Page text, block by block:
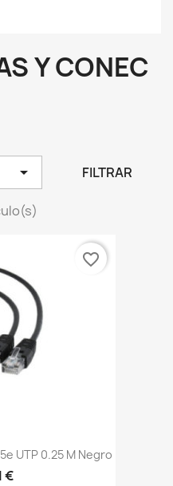
Y CONEC
 FILTRAR
UTP 0.25 M Negro
€
favorite_border